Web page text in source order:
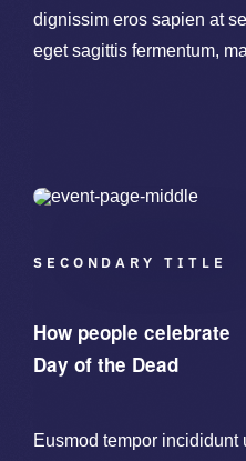
dignissim eros sapien at
eget sagittis fermentum,
SECONDARY TITLE
How people celebrate
Day of the Dead
Eusmod tempor incididunt